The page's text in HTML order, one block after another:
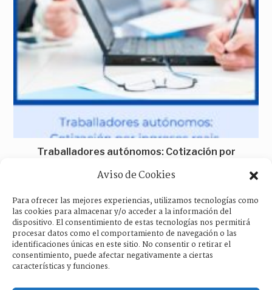
Aviso de Cookies
Para ofrecer las mejores experiencias, utilizamos tecnologías como
las cookies para almacenar y/o acceder a la información del
dispositivo. El consentimiento de estas tecnologías nos permitirá
procesar datos como el comportamiento de navegación o las
identificaciones únicas en este sitio. No consentir o retirar el
consentimiento, puede afectar negativamente a ciertas
características y funciones.
Traballadores autónomos: Cotización por